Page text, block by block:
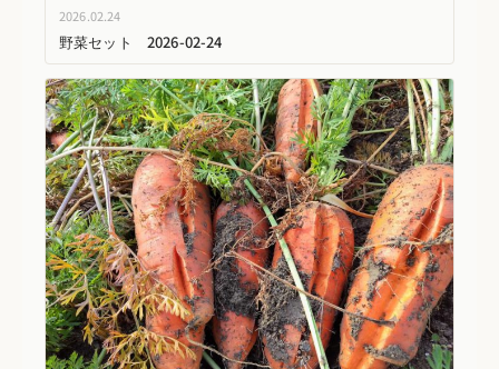
2026.02.24
野菜セット 2026-02-24